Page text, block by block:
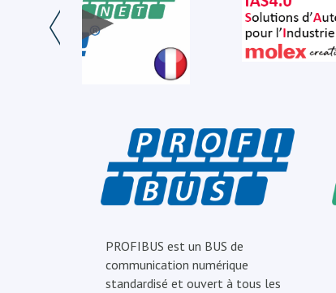
PROFIBUS est un BUS de
communication numérique
standardisé et ouvert à tous les